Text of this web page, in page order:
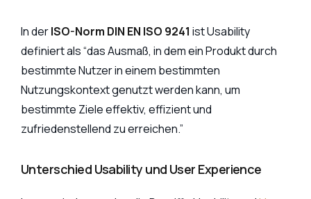
In derISO-Norm DIN EN ISO 9241 ist Usability
definiert als “das Ausmaß, in dem ein Produkt durch
bestimmte Nutzer in einem bestimmten
Nutzungskontext genutzt werden kann, um
bestimmte Ziele effektiv, effizient und
zufriedenstellend zu erreichen.”
Unterschied Usability und User Experience